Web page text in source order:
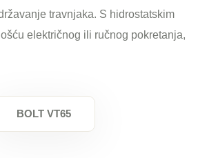
travnjaka. S hidrostatskim
električnog ili ručnog pokretanja,
BOLT VT65